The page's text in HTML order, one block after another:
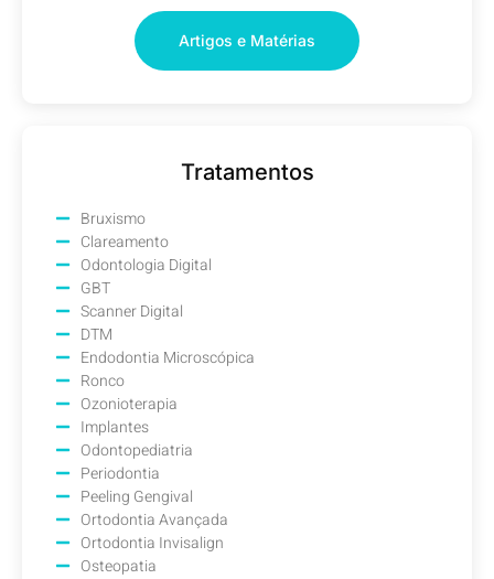
Artigos e Matérias
Tratamentos
Bruxismo
Clareamento
Odontologia Digital
GBT
Scanner Digital
DTM
Endodontia Microscópica
Ronco
Ozonioterapia
Implantes
Odontopediatria
Periodontia
Peeling Gengival
Ortodontia Avançada
Ortodontia Invisalign
Osteopatia